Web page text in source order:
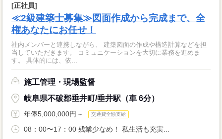
[正社員]
≪2級建築士募集≫図面作成から完成まで、全
権あなたにお任せ！
社内メンバーと連携しながら、 建築図面の作成や構造計算などを担
当していただきます。 コミュニケーションを大切に業務を進めま
す。 具体的には、依...
施工管理・現場監督
岐阜県不破郡垂井町/垂井駅（車 6分）
年俸5,000,000円～ 交通費全額支給
08：00〜17：00 残業少なめ！ 私生活も充実...